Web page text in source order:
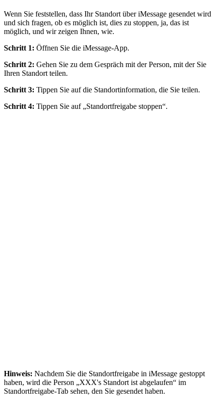
Wenn Sie feststellen, dass Ihr Standort über iMessage gesendet wird
und sich fragen, ob es möglich ist, dies zu stoppen, ja, das ist
möglich, und wir zeigen Ihnen, wie.
Schritt 1: Öffnen Sie die iMessage-App.
Schritt 2: Gehen Sie zu dem Gespräch mit der Person, mit der Sie
Ihren Standort teilen.
Schritt 3: Tippen Sie auf die Standortinformation, die Sie teilen.
Schritt 4: Tippen Sie auf „Standortfreigabe stoppen“.
Hinweis: Nachdem Sie die Standortfreigabe in iMessage gestoppt
haben, wird die Person „XXX's Standort ist abgelaufen“ im
Standortfreigabe-Tab sehen, den Sie gesendet haben.